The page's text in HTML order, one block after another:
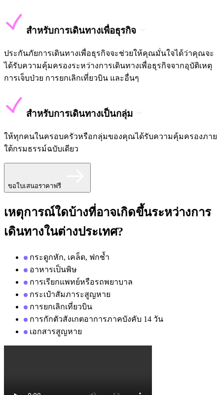
สำหรับการเดินทางเพื่อธุรกิจ
ประกันภัยการเดินทางเพื่อธุรกิจจะช่วยให้คุณมั่นใจได้ว่าคุณจะ
ได้รับความคุ้มครองระหว่างการเดินทางเพื่อธุรกิจจากอุบัติเหตุ
การเจ็บป่วย การยกเลิกเที่ยวบิน และอื่นๆ
สำหรับการเดินทางเป็นกลุ่ม
ให้ทุกคนในครอบครัวหรือกลุ่มของคุณได้รับความคุ้มครองภาย
ใต้กรมธรรม์ฉบับเดียว
ขอใบเสนอราคาฟรี
เหตุการณ์ใดบ้างที่อาจเกิดขึ้นระหว่างการ
เดินทางในต่างประเทศ?
กระดูกหัก, เคล็ด, ฟกช้ำ
อาหารเป็นพิษ
การเรียกแพทย์หรือรถพยาบาล
กระเป๋าสัมภาระสูญหาย
การยกเลิกเที่ยวบิน
การกักตัวสังเกตอาการภาคบังคับ 14 วัน
เอกสารสูญหาย